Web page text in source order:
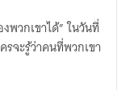
พวกเขาได้” ในวันที่
จะรู้ว่าคนที่พวกเขา